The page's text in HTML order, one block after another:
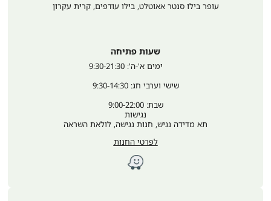
עופר בילו סנטר אאוטלט, בילו עודפים, קרית עקרון
שעות פתיחה
שישי וערבי חג: 9:30-14:30
שבת: 9:00-22:00
נגישות
תא מדידה נגיש, חנות נגישה, לולאת השראה
לפרטי החנות